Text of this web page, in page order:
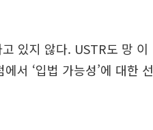
있지 않다. USTR도 망 이
서 ‘입법 가능성’에 대한 선